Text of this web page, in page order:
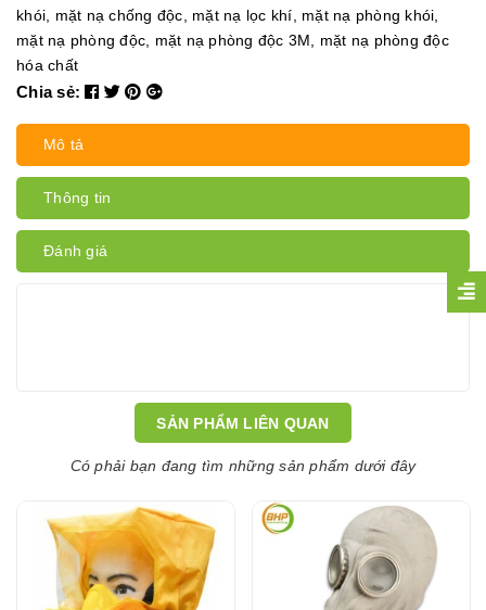
khói
mặt nạ chống độc mặt nạ lọc khí mặt nạ phòng khói
mặt nạ phòng độc
mặt nạ phòng độc 3M
mặt nạ phòng độc
hóa chất
Chia sẻ:
Mô tả
Thông tin
Đánh giá
SẢN PHẨM LIÊN QUAN
Có phải bạn đang tìm những sản phẩm dưới đây